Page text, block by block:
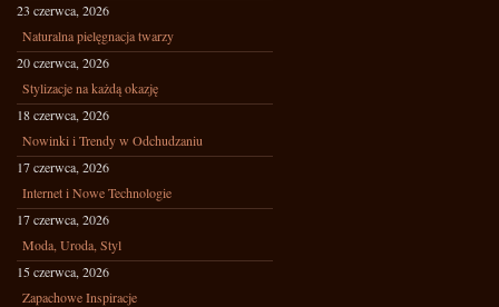
23 czerwca, 2026
Naturalna pielęgnacja twarzy
20 czerwca, 2026
Stylizacje na każdą okazję
18 czerwca, 2026
Nowinki i Trendy w Odchudzaniu
17 czerwca, 2026
Internet i Nowe Technologie
17 czerwca, 2026
Moda, Uroda, Styl
15 czerwca, 2026
Zapachowe Inspiracje